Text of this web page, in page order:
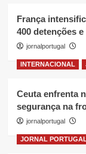
França
400 detenções
jornalportugal
INTERNACIONAL
Ceuta enfrenta
segurança na
jornalportugal
JORNAL PORTUGAL